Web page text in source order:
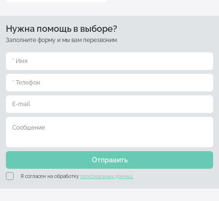
Нужна помощь в выборе?
Заполните форму и мы вам перезвоним
Отправить
Я согласен на обработку персональных данных.